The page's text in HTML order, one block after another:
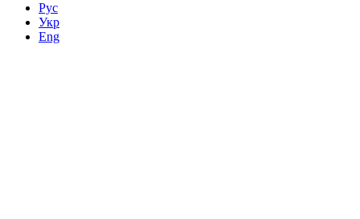
Рус
Укр
Eng